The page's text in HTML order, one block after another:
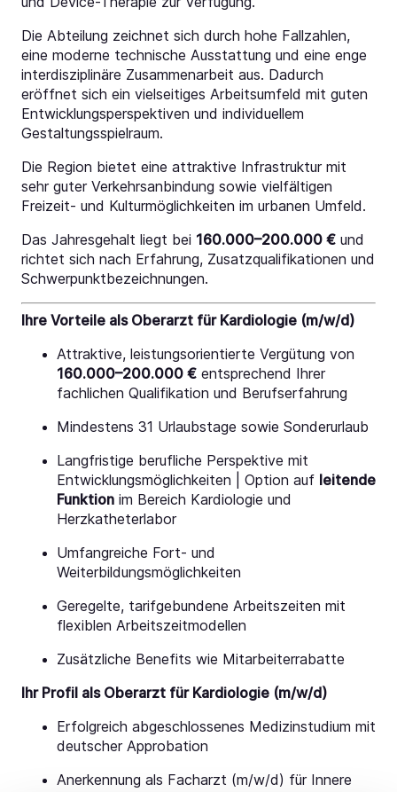
Die Abteilung zeichnet sich durch hohe Fallzahlen,
eine moderne technische Ausstattung und eine enge
interdisziplinäre Zusammenarbeit aus. Dadurch
eröffnet sich ein vielseitiges Arbeitsumfeld mit guten
Entwicklungsperspektiven und individuellem
Gestaltungsspielraum.
Die Region bietet eine attraktive Infrastruktur mit
sehr guter Verkehrsanbindung sowie vielfältigen
Freizeit- und Kulturmöglichkeiten im urbanen Umfeld.
Das Jahresgehalt liegt bei 160.000–200.000 € und
richtet sich nach Erfahrung, Zusatzqualifikationen und
Schwerpunktbezeichnungen.
Ihre Vorteile als Oberarzt für Kardiologie (m/w/d)
Attraktive, leistungsorientierte Vergütung von
160.000–200.000 € entsprechend Ihrer
fachlichen Qualifikation und Berufserfahrung
Mindestens 31 Urlaubstage sowie Sonderurlaub
Langfristige berufliche Perspektive mit
Entwicklungsmöglichkeiten | Option auf leitende
Funktion im Bereich Kardiologie und
Herzkatheterlabor
Umfangreiche Fort- und
Weiterbildungsmöglichkeiten
Geregelte, tarifgebundene Arbeitszeiten mit
flexiblen Arbeitszeitmodellen
Zusätzliche Benefits wie Mitarbeiterrabatte
Ihr Profil als Oberarzt für Kardiologie (m/w/d)
Erfolgreich abgeschlossenes Medizinstudium mit
deutscher Approbation
Anerkennung als Facharzt (m/w/d) für Innere